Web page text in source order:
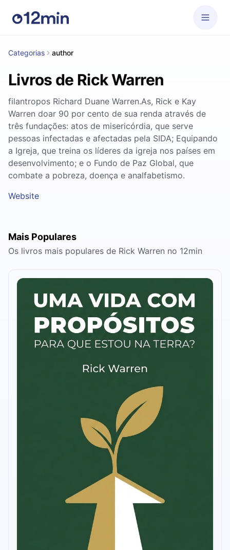
Categorias author
Livros de Rick Warren
filantropos Richard Duane Warren.As, Rick e Kay
Warren doar 90 por cento de sua renda através de
três fundações: atos de misericórdia, que serve
pessoas infectadas e afectadas pela SIDA; Equipando
a Igreja, que treina os líderes da igreja nos países em
desenvolvimento; e o Fundo de Paz Global, que
combate a pobreza, doença e analfabetismo.
Website
Mais Populares
Os livros mais populares de Rick Warren no 12min